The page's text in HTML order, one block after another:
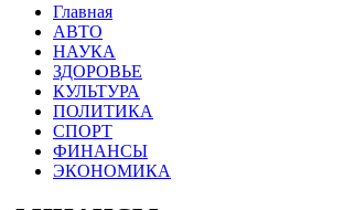
Главная
АВТО
НАУКА
ЗДОРОВЬЕ
КУЛЬТУРА
ПОЛИТИКА
СПОРТ
ФИНАНСЫ
ЭКОНОМИКА